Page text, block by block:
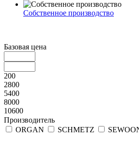
Собственное производство
Базовая цена
200
2800
5400
8000
10600
Производитель
ORGAN
SCHMETZ